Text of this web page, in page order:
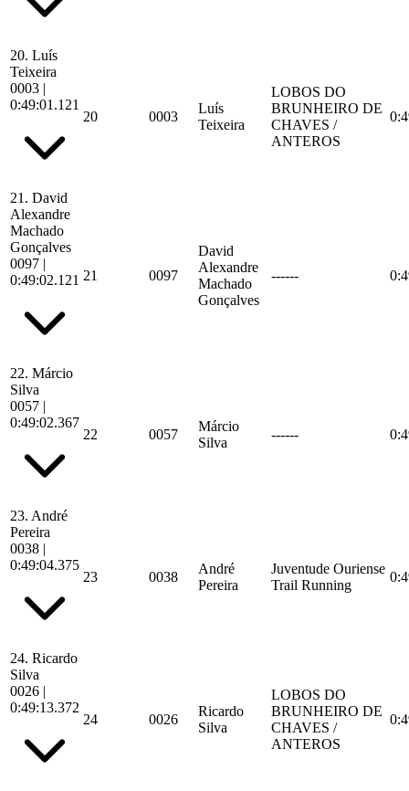
20. Luís
Teixeira
0003 |
0:49:01.121
20 0003
Luís
Teixeira
LOBOS DO
BRUNHEIRO DE
CHAVES /
ANTEROS
21. David
Alexandre
Machado
Gonçalves
0097 |
0:49:02.121 21 0097
David
Alexandre
Machado
Gonçalves
------
22. Márcio
Silva
0057 |
0:49:02.367
22 0057
Márcio
Silva
------
23. André
Pereira
0038 |
0:49:04.375
23 0038
André
Pereira
Juventude Ouriense
Trail Running
24. Ricardo
Silva
0026 |
0:49:13.372
24 0026
Ricardo
Silva
LOBOS DO
BRUNHEIRO DE
CHAVES /
ANTEROS